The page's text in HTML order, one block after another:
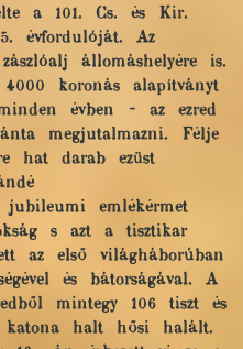
a 101. Cs. és Kir.
évfordulóját. Az
állomáshelyére is.
koronás alapítványt
évben - az ezred
megjutalmazni. Félje
hat darab ezüst
emlékérmet
s azt a tisztikar
az első világháborúban
és bátorságával. A
mintegy 106 tiszt és
katona halt hősi halált.